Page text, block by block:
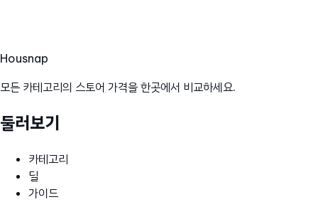
Housnap
모든 카테고리의 스토어 가격을 한곳에서 비교하세요.
둘러보기
카테고리
딜
가이드